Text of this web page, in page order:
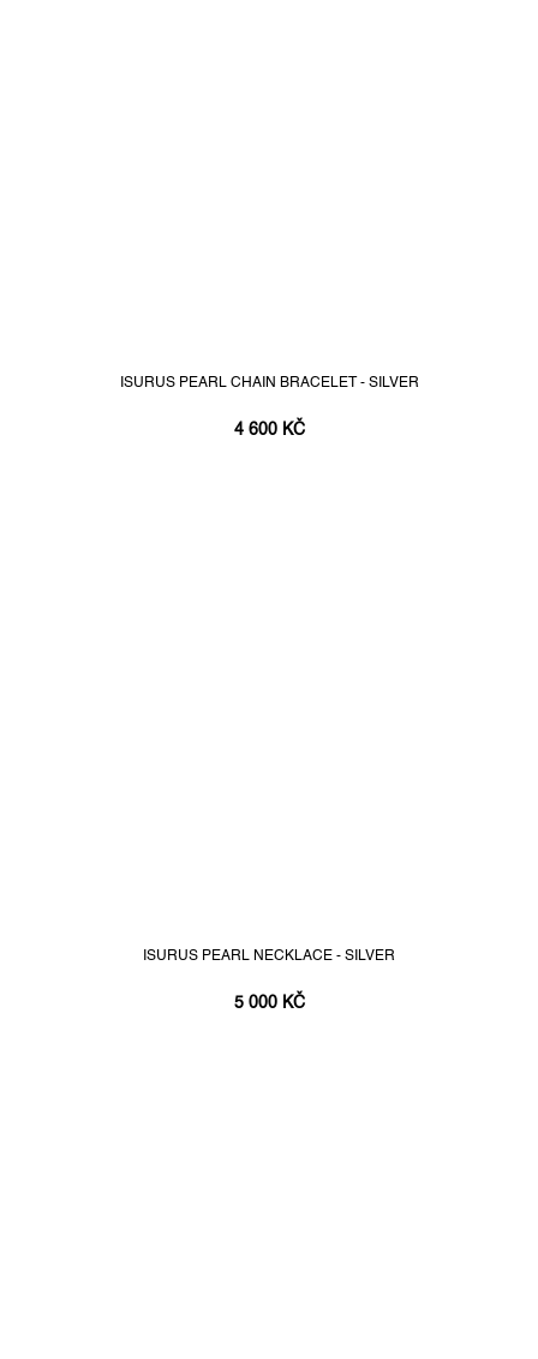
ISURUS PEARL CHAIN BRACELET - SILVER
4 600 KČ
ISURUS PEARL NECKLACE - SILVER
5 000 KČ